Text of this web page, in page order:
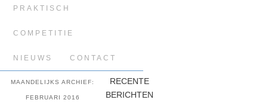
PRAKTISCH
COMPETITIE
NIEUWS CONTACT
MAANDELIJKS ARCHIEF:
FEBRUARI 2016
RECENTE
BERICHTEN